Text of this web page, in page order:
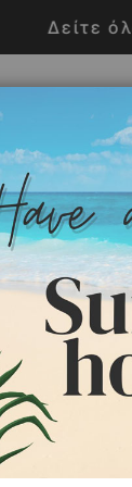
Δείτε